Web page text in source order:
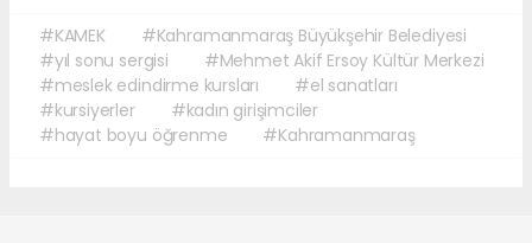
#KAMEK
#Kahramanmaraş Büyükşehir Belediyesi
#yıl sonu sergisi
#Mehmet Akif Ersoy Kültür Merkezi
#meslek edindirme kursları
#el sanatları
#kursiyerler
#kadın girişimciler
#hayat boyu öğrenme
#Kahramanmaraş